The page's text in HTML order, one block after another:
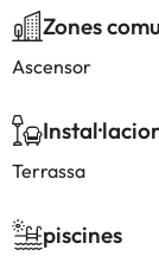
Zones
Ascensor
Terrassa
piscines